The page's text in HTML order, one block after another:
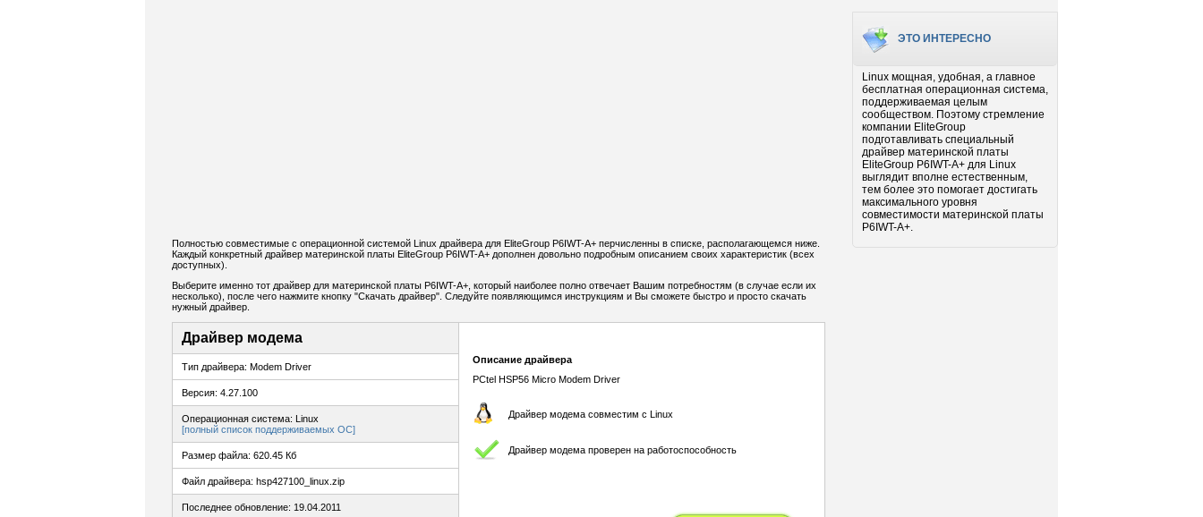
Полностью совместимые с операционной системой Linux драйвера для EliteGroup P6IWT-A+ перчисленны в списке, располагающемся ниже.
Каждый конкретный драйвер материнской платы EliteGroup P6IWT-A+ дополнен довольно подробным описанием своих характеристик (всех
доступных).
Выберите именно тот драйвер для материнской платы P6IWT-A+, который наиболее полно отвечает Вашим потребностям (в случае если их
несколько), после чего нажмите кнопку "Скачать драйвер". Следуйте появляющимся инструкциям и Вы сможете быстро и просто скачать
нужный драйвер.
Драйвер модема
Тип драйвера: Modem Driver
Версия: 4.27.100
Операционная система: Linux
[полный список поддерживаемых ОС]
Размер файла: 620.45 Кб
Файл драйвера: hsp427100_linux.zip
Последнее обновление: 19.04.2011
Описание драйвера
PCtel HSP56 Micro Modem Driver
Драйвер модема совместим с Linux
Драйвер модема проверен на работоспособность
ЭТО ИНТЕРЕСНО
Linux мощная, удобная, а главное
бесплатная операционная система,
поддерживаемая целым
сообществом. Поэтому стремление
компании EliteGroup
подготавливать специальный
драйвер материнской платы
EliteGroup P6IWT-A+ для Linux
выглядит вполне естественным,
тем более это помогает достигать
максимального уровня
совместимости материнской платы
P6IWT-A+.